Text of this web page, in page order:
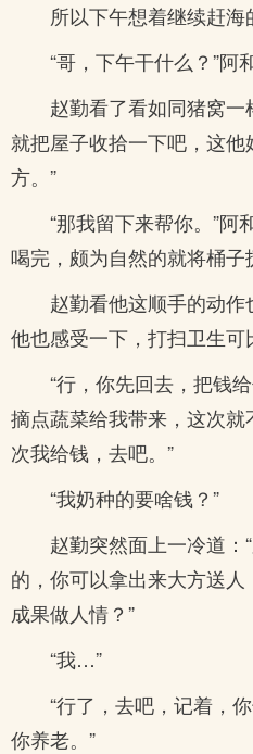
所以下午想着继续赶海
“哥，下午干什么？”阿
赵勤看了看如同猪窝
就把屋子收拾一下吧，这
方。”
“那我留下来帮你。”阿
喝完，颇为自然的就将桶子
赵勤看他这顺手的动
他也感受一下，打扫卫生可
“行，你先回去，把钱
摘点蔬菜给我带来，这次
次我给钱，去吧。”
“我奶种的要啥钱？”
赵勤突然面上一冷道：
的，你可以拿出来大方送
成果做人情？”
“我…”
“行了，去吧，记着，
你养老。”